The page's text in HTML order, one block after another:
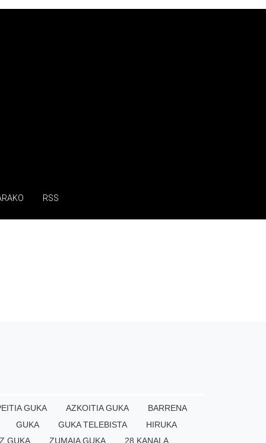
RSS
GUKA AZKOITIA GUKA
BARRENA
GUKA GUKA TELEBISTA
HIRUKA
GUKA ZUMAIA GUKA 28 KANALA